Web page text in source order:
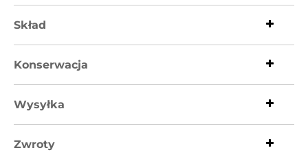
Skład
Konserwacja
Wysyłka
Zwroty